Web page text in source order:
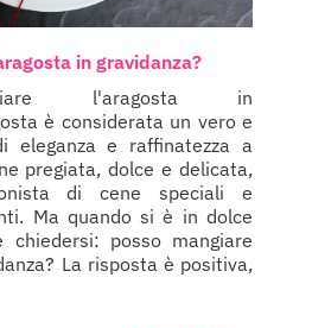
in gravidanza?
l'aragosta in
è considerata un vero e
eleganza e raffinatezza a
pregiata, dolce e delicata,
di cene speciali e
Ma quando si è in dolce
posso mangiare
La risposta è positiva,